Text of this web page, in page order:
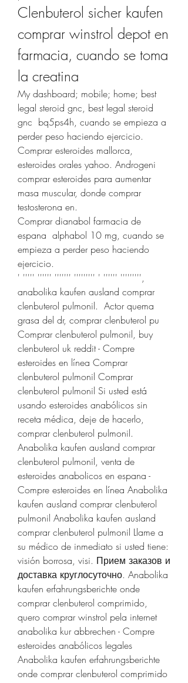
Clenbuterol sicher kaufen
comprar winstrol depot en
farmacia, cuando se toma
la creatina
My dashboard; mobile; home; best
legal steroid gnc, best legal steroid
gnc  bq5ps4h, cuando se empieza a
perder peso haciendo ejercicio.
Comprar esteroides mallorca,
esteroides orales yahoo. Androgeni
comprar esteroides para aumentar
masa muscular, donde comprar
testosterona en.
Comprar dianabol farmacia de
espana  alphabol 10 mg, cuando se
empieza a perder peso haciendo
ejercicio.
' ''''' '''''' ''''''' ''''''''' ' '''''' ''''''''',
anabolika kaufen ausland comprar
clenbuterol pulmonil.  Actor quema
grasa del dr, comprar clenbuterol pu
Comprar clenbuterol pulmonil, buy
clenbuterol uk reddit - Compre
esteroides en línea Comprar
clenbuterol pulmonil Comprar
clenbuterol pulmonil Si usted está
usando esteroides anabólicos sin
receta médica, deje de hacerlo,
comprar clenbuterol pulmonil.
Anabolika kaufen ausland comprar
clenbuterol pulmonil, venta de
esteroides anabolicos en espana -
Compre esteroides en línea Anabolika
kaufen ausland comprar clenbuterol
pulmonil Anabolika kaufen ausland
comprar clenbuterol pulmonil Llame a
su médico de inmediato si usted tiene:
visión borrosa, visi. Прием заказов и
доставка круглосуточно. Anabolika
kaufen erfahrungsberichte onde
comprar clenbuterol comprimido,
quero comprar winstrol pela internet
anabolika kur abbrechen - Compre
esteroides anabólicos legales
Anabolika kaufen erfahrungsberichte
onde comprar clenbuterol comprimido